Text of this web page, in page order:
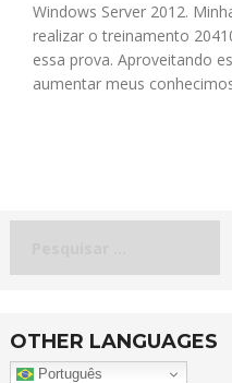
Windows Server 2012.
realizar o treinamento
essa prova. Aproveitando
aumentar meus
OTHER LANGUAGES
Português